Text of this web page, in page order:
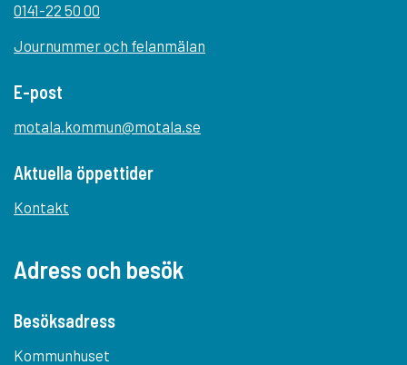
0141-22 50 00
Journummer och felanmälan
E-post
motala.kommun@motala.se
Aktuella öppettider
Kontakt
Adress och besök
Besöksadress
Kommunhuset